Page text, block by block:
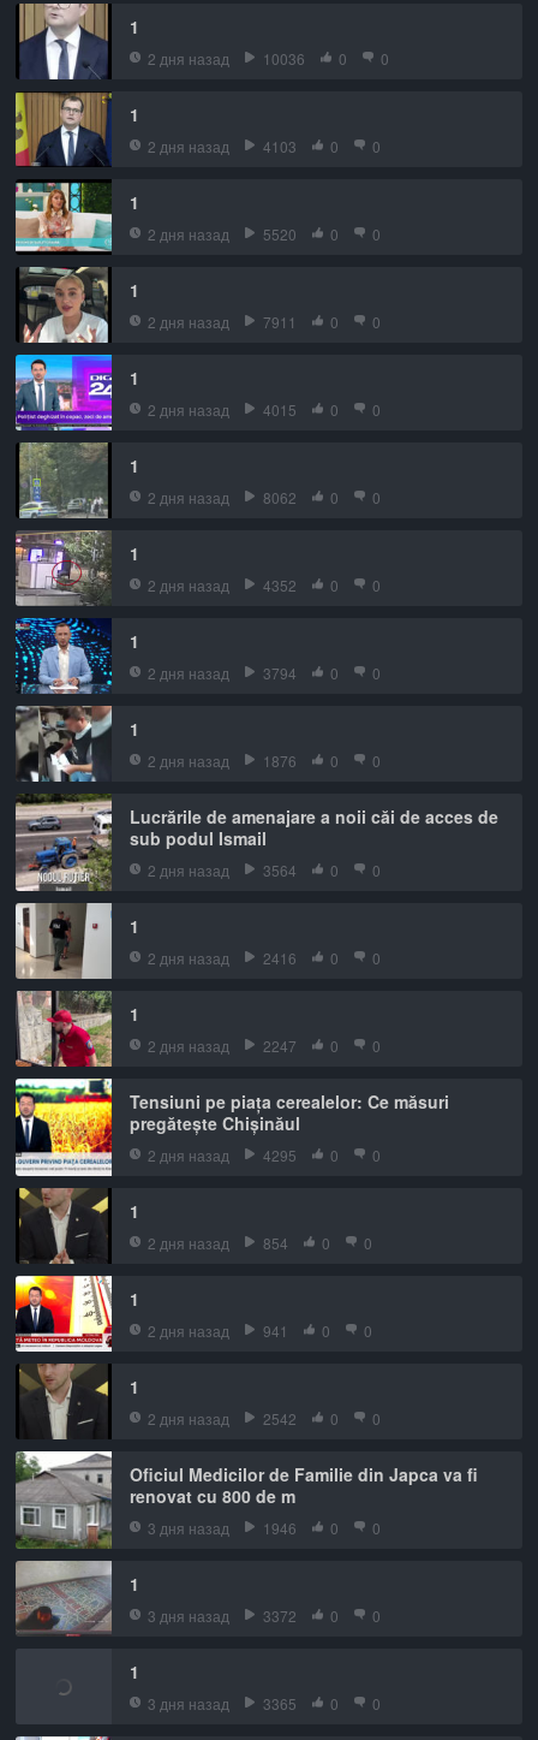
1
2 дня назад 10036 0 0
1
2 дня назад 4103 0 0
1
2 дня назад 5520 0 0
1
2 дня назад 7911 0 0
1
2 дня назад 4015 0 0
1
2 дня назад 8062 0 0
1
2 дня назад 4352 0 0
1
2 дня назад 3794 0 0
1
2 дня назад 1876 0 0
Lucrările de amenajare a noii căi de acces de
sub podul Ismail
2 дня назад 3564 0 0
1
2 дня назад 2416 0 0
1
2 дня назад 2247 0 0
Tensiuni pe piața cerealelor: Ce măsuri
pregătește Chișinăul
2 дня назад 4295 0 0
1
2 дня назад 854 0 0
1
2 дня назад 941 0 0
1
2 дня назад 2542 0 0
Oficiul Medicilor de Familie din Japca va fi
renovat cu 800 de m
3 дня назад 1946 0 0
1
3 дня назад 3372 0 0
1
3 дня назад 3365 0 0